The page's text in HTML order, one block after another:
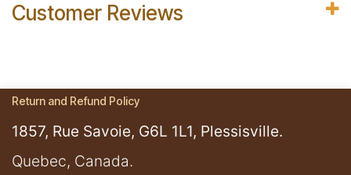
Customer Reviews
Return and Refund Policy
1857, Rue Savoie, G6L 1L1, Plessisville.
​Quebec, Canada.